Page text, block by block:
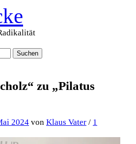
zu „Pilatus
2024 von Klaus Vater / 1